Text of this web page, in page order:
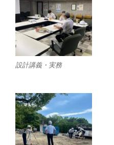
設計講義・実務